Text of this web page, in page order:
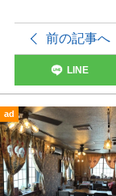
前の記事へ
LINE
ad